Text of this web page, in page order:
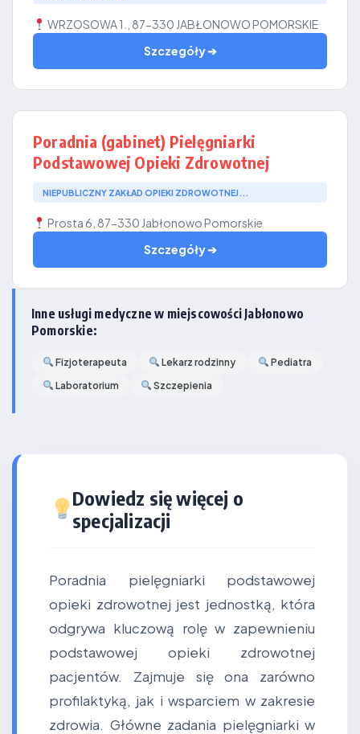
WRZOSOWA 1., 87-330 JABŁONOWO POMORSKIE
Szczegóły ➔
Poradnia (gabinet) Pielęgniarki
Podstawowej Opieki Zdrowotnej
NIEPUBLICZNY ZAKŁAD OPIEKI ZDROWOTNEJ...
Prosta 6, 87-330 Jabłonowo Pomorskie
Szczegóły ➔
Inne usługi medyczne w miejscowości Jabłonowo
Pomorskie:
Fizjoterapeuta Lekarz rodzinny
Pediatra
Laboratorium
Szczepienia
Dowiedz się więcej o
specjalizacji
Poradnia pielęgniarki podstawowej
opieki zdrowotnej jest jednostką, która
odgrywa kluczową rolę w zapewnieniu
podstawowej opieki zdrowotnej
pacjentów. Zajmuje się ona zarówno
profilaktyką, jak i wsparciem w zakresie
zdrowia. Główne zadania pielęgniarki w